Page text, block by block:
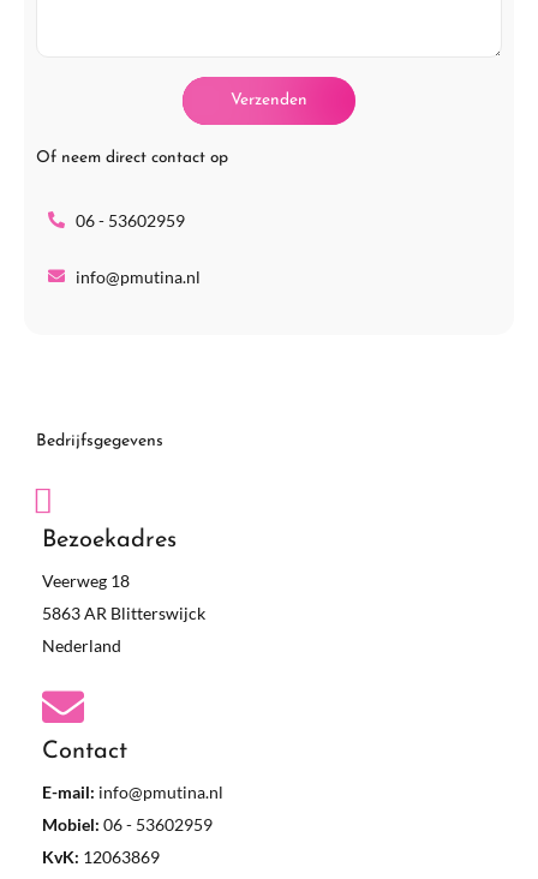
Verzenden
Of neem direct contact op
06 - 53602959
info@pmutina.nl
Bedrijfsgegevens
Bezoekadres
Veerweg 18
5863 AR Blitterswijck
Nederland
Contact
E-mail: info@pmutina.nl
Mobiel: 06 - 53602959
KvK: 12063869